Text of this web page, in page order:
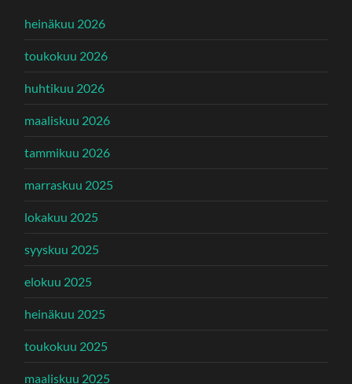
heinäkuu 2026
toukokuu 2026
huhtikuu 2026
maaliskuu 2026
tammikuu 2026
marraskuu 2025
lokakuu 2025
syyskuu 2025
elokuu 2025
heinäkuu 2025
toukokuu 2025
maaliskuu 2025